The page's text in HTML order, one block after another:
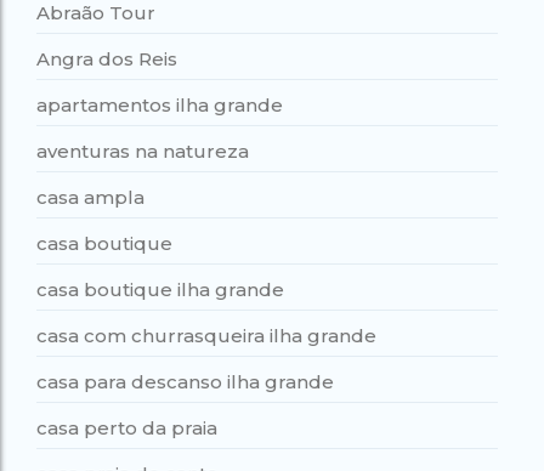
Abraão Tour
Angra dos Reis
apartamentos ilha grande
aventuras na natureza
casa ampla
casa boutique
casa boutique ilha grande
casa com churrasqueira ilha grande
casa para descanso ilha grande
casa perto da praia